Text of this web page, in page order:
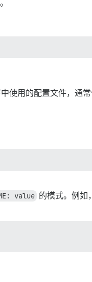
使用的配置文件，通
value 的模式。例如